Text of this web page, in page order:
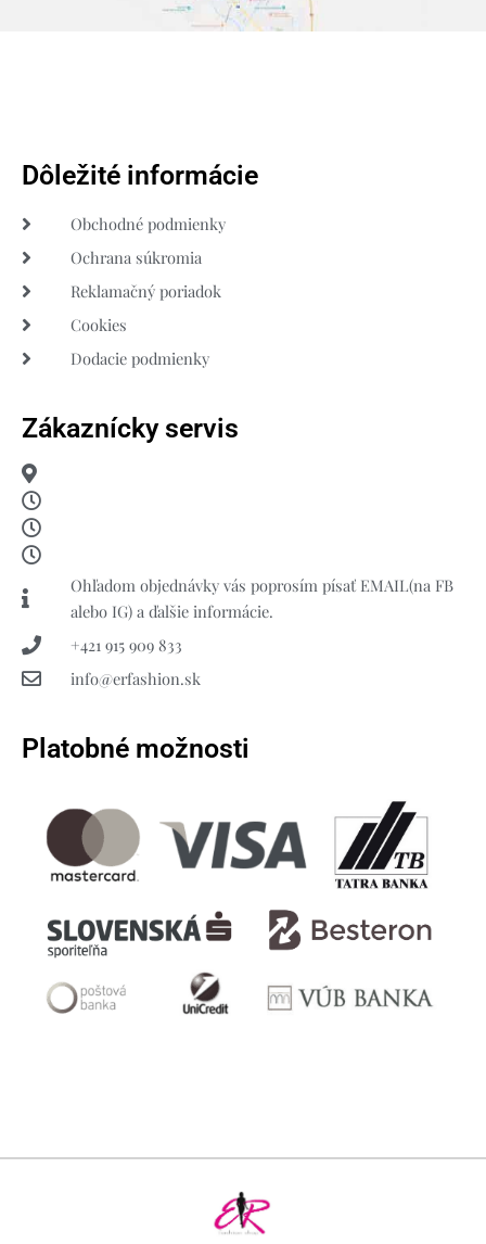
Dôležité informácie
Obchodné podmienky
Ochrana súkromia
Reklamačný poriadok
Cookies
Dodacie podmienky
Zákaznícky servis
Ohľadom objednávky vás poprosím písať EMAIL(na FB
alebo IG) a ďalšie informácie.
+421 915 909 833
info@erfashion.sk
Platobné možnosti